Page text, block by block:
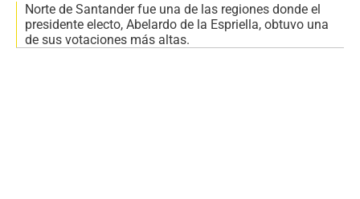
Norte de Santander fue una de las regiones donde el
presidente electo, Abelardo de la Espriella, obtuvo una
de sus votaciones más altas.